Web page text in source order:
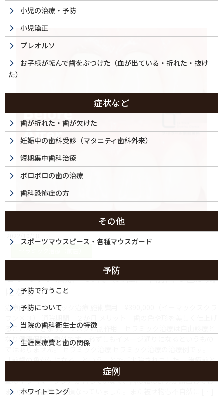
セラミック治療（前歯）
セラミック治療・30代（男性）｜前歯の色が気
になる
治療内容 セラミック治療 施術費用 ¥390,000（イーマックスクラ
ウン×３） 通院期間 ２か月 メリット 歯の色や形を美しく仕上げ
ることができます。 リスクと副作用 セラミック治療は自由診療と
なり健康保険対象外です。必ずしもイメージ通りになるというもの
ではありません。 セラミック治療 セラミック治療の治療例です。
「前歯の色が気になる」ということでご来院されました。 治療前と
治療後の比較 治療前と治療後の見た目について 治療前は被せ物と歯
茎のキワ（マージン）が合っていなく、歯の根の部分が露出してし
まい大きく審美性を損なっていました。また被せ物も不自然に […]
小児の治療・予防
小児矯正
プレオルソ
お子様が転んで歯をぶつけた（血が出ている・折れた・抜け
た）
症状など
歯が折れた・歯が欠けた
妊娠中の歯科受診（マタニティ歯科外来）
短期集中歯科治療
ボロボロの歯の治療
歯科恐怖症の方
その他
スポーツマウスピース・各種マウスガード
予防
予防で行うこと
予防について
当院の歯科衛生士の特徴
生涯医療費と歯の関係
症例
ホワイトニング